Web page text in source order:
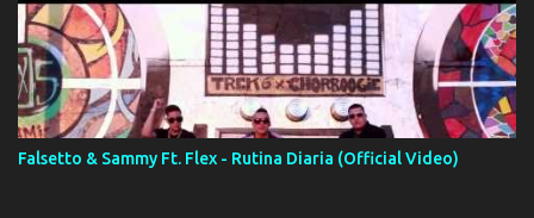
Falsetto & Sammy Ft. Flex - Rutina Diaria (Official Video)